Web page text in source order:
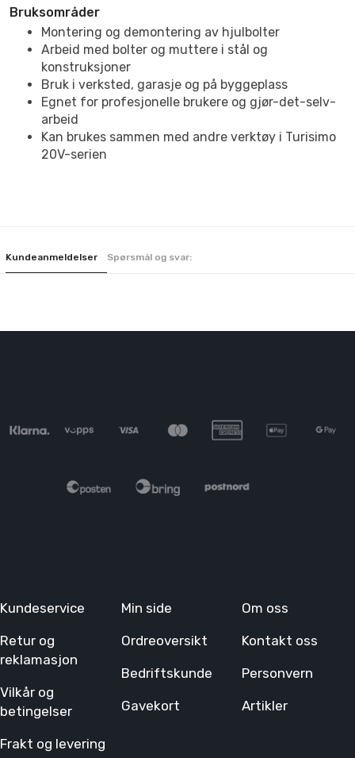
Bruksområder
Montering og demontering av hjulbolter
Arbeid med bolter og muttere i stål og
konstruksjoner
Bruk i verksted, garasje og på byggeplass
Egnet for profesjonelle brukere og gjør-det-selv-
arbeid
Kan brukes sammen med andre verktøy i Turisimo
20V-serien
Kundeanmeldelser Spørsmål og svar:
Kundeservice
Retur og
reklamasjon
Vilkår og
betingelser
Frakt og levering
Min side
Ordreoversikt
Bedriftskunde
Gavekort
Om oss
Kontakt oss
Personvern
Artikler